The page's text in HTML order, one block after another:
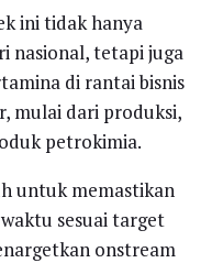
ini tidak hanya
nasional, tetapi juga
di rantai bisnis
mulai dari produksi,
petrokimia.
untuk memastikan
sesuai target
onstream